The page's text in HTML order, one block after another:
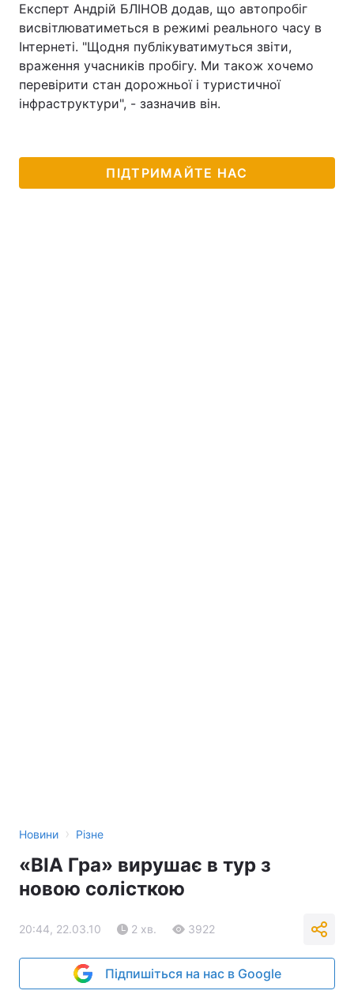
Експерт Андрій БЛІНОВ додав, що автопробіг
висвітлюватиметься в режимі реального часу в
Інтернеті. "Щодня публікуватимуться звіти,
враження учасників пробігу. Ми також хочемо
перевірити стан дорожньої і туристичної
інфраструктури", - зазначив він.
ПІДТРИМАЙТЕ НАС
Новини › Різне
«ВІА Гра» вирушає в тур з
новою солісткою
20:44, 22.03.10 2 хв. 3922
Підпишіться на нас в Google